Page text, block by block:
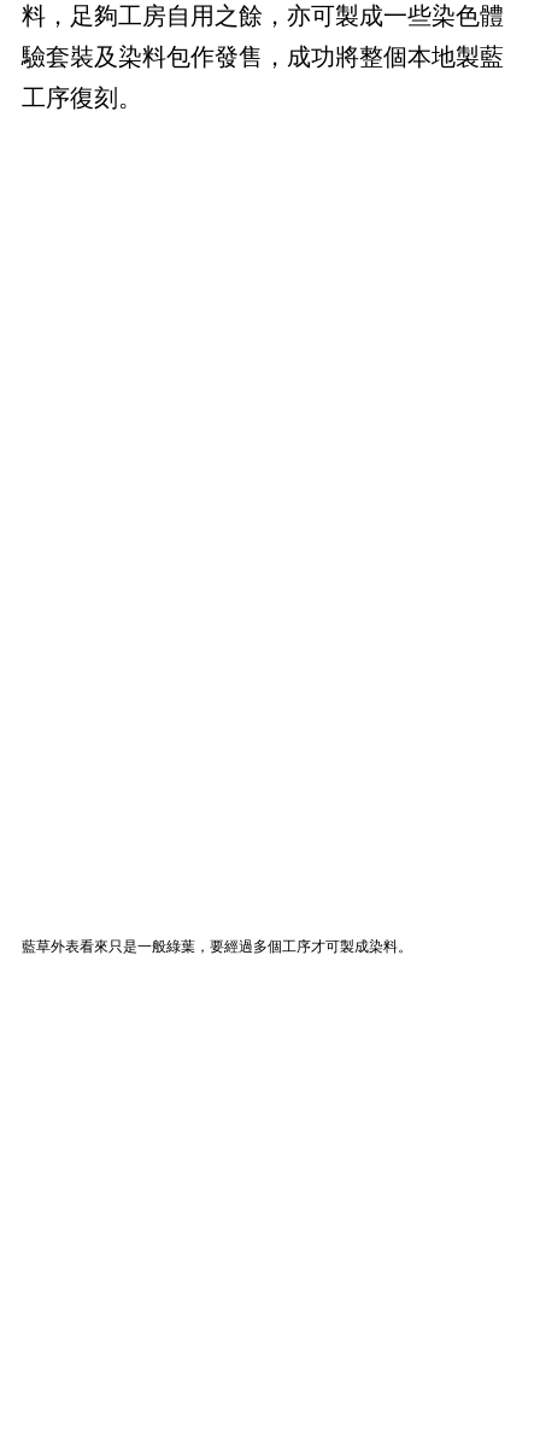
料，足夠工房自用之餘，亦可製成一些染色體
驗套裝及染料包作發售，成功將整個本地製藍
工序復刻。
藍草外表看來只是一般綠葉，要經過多個工序才可製成染料。